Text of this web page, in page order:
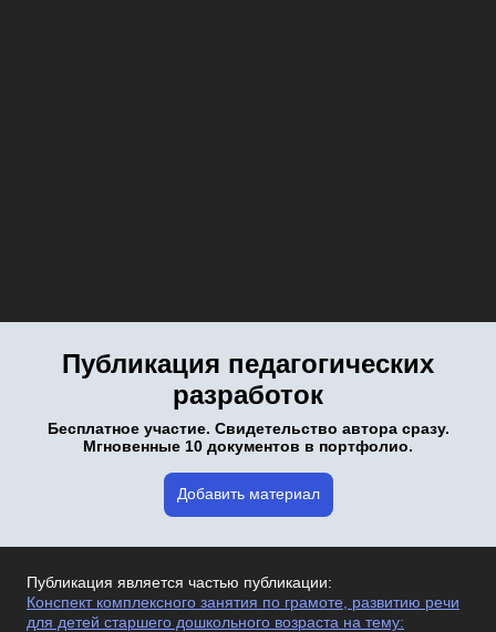
Публикация педагогических
разработок
Бесплатное участие. Свидетельство автора сразу.
Мгновенные 10 документов в портфолио.
Добавить материал
Публикация является частью публикации:
Конспект комплексного занятия по грамоте, развитию речи
для детей старшего дошкольного возраста на тему: